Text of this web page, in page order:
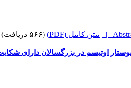
متن کامل (PDF) (۵۶۶ دریافت)
اوتیسم در بزرگسالان دارای شکایت